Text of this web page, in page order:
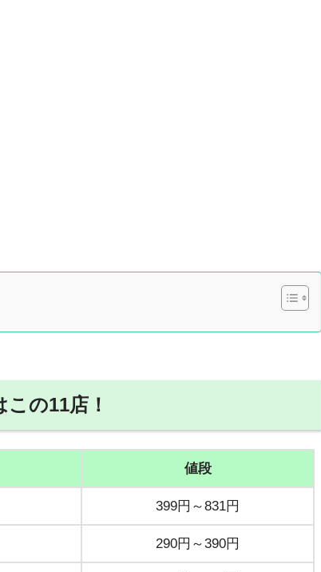
の11店！
値段
399円～831円
290円～390円